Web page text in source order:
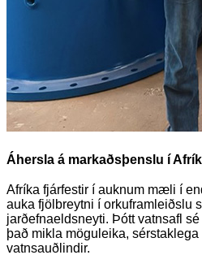
Áhersla á markaðsþenslu í
Afríka fjárfestir í auknum mæli í
auka fjölbreytni í orkuframleiðslu
jarðefnaeldsneyti. Þótt vatnsafl
það mikla möguleika,
vatnsauðlindir.